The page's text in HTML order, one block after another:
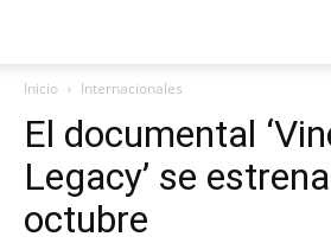
Inicio Internacionales
El documental
Legacy’ se
octubre